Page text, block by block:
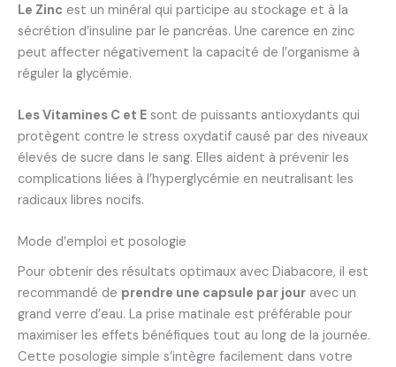
Le Zinc est un minéral qui participe au stockage et à la
sécrétion d’insuline par le pancréas. Une carence en zinc
peut affecter négativement la capacité de l’organisme à
réguler la glycémie.
Les Vitamines C et E sont de puissants antioxydants qui
protègent contre le stress oxydatif causé par des niveaux
élevés de sucre dans le sang. Elles aident à prévenir les
complications liées à l’hyperglycémie en neutralisant les
radicaux libres nocifs.
Mode d’emploi et posologie
Pour obtenir des résultats optimaux avec Diabacore, il est
recommandé de prendre une capsule par jour avec un
grand verre d’eau. La prise matinale est préférable pour
maximiser les effets bénéfiques tout au long de la journée.
Cette posologie simple s’intègre facilement dans votre